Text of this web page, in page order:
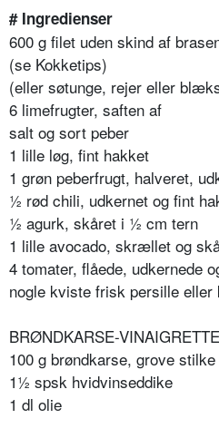
# Ingredienser
600 g filet uden skind af
(se Kokketips)
(eller søtunge, rejer eller
6 limefrugter, saften af
salt og sort peber
1 lille løg, fint hakket
1 grøn peberfrugt, halveret,
½ rød chili, udkernet og fint
½ agurk, skåret i ½ cm tern
1 lille avocado, skrællet og
4 tomater, flåede, udkernede
nogle kviste frisk persille
BRØNDKARSE-VINAIGRETTE
100 g brøndkarse, grove
1½ spsk hvidvinseddike
1 dl olie